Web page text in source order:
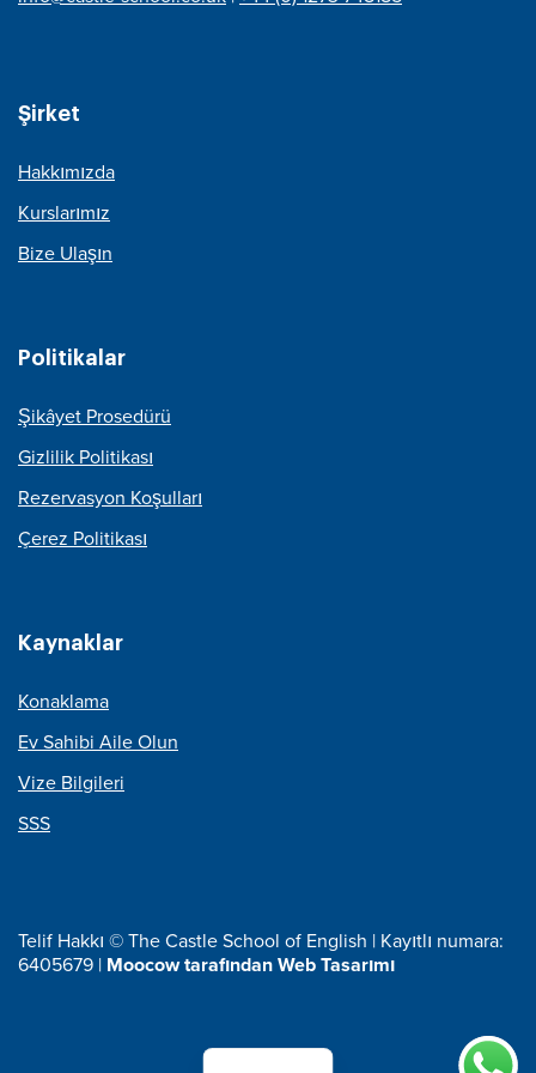
Şirket
Hakkımızda
Kurslarımız
Bize Ulaşın
Politikalar
Şikâyet Prosedürü
Gizlilik Politikası
Rezervasyon Koşulları
Çerez Politikası
Kaynaklar
Konaklama
Ev Sahibi Aile Olun
Vize Bilgileri
SSS
Telif Hakkı © The Castle School of English | Kayıtlı numara:
6405679 | Moocow tarafından Web Tasarımı